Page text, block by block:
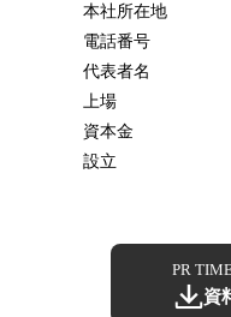
本社所在地
電話番号
代表者名
上場
資本金
設立
PR
資